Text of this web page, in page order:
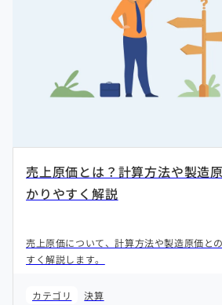
売上原価とは？計算方法や製造
かりやすく解説
売上原価について、計算方法や製造原価と
すく解説します。
カテゴリ
決算